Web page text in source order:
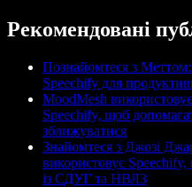
Рекомендовані
Познайомтеся з
Speechify для
MoodMesh
Speechify, щоб
зближуватися
Знайомтеся з Джозі
використовує
із СДУГ та НВЛЗ